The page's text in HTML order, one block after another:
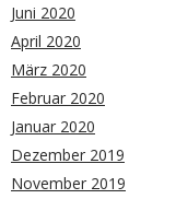
Juni 2020
April 2020
März 2020
Februar 2020
Januar 2020
Dezember 2019
November 2019